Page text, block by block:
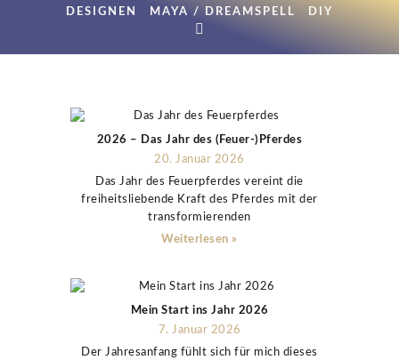
DESIGNEN
MAYA / DREAMSPELL DIY
2026 – Das Jahr des (Feuer-)Pferdes
20. Januar 2026
Das Jahr des Feuerpferdes vereint die
freiheitsliebende Kraft des Pferdes mit der
transformierenden
Weiterlesen »
Mein Start ins Jahr 2026
7. Januar 2026
Der Jahresanfang fühlt sich für mich dieses